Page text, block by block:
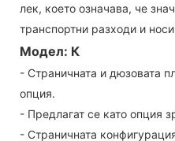
лек, което означава, че
транспортни разходи и
Модел: К
- Страничната и дюзовата
опция.
- Предлагат се като опция
- Страничната